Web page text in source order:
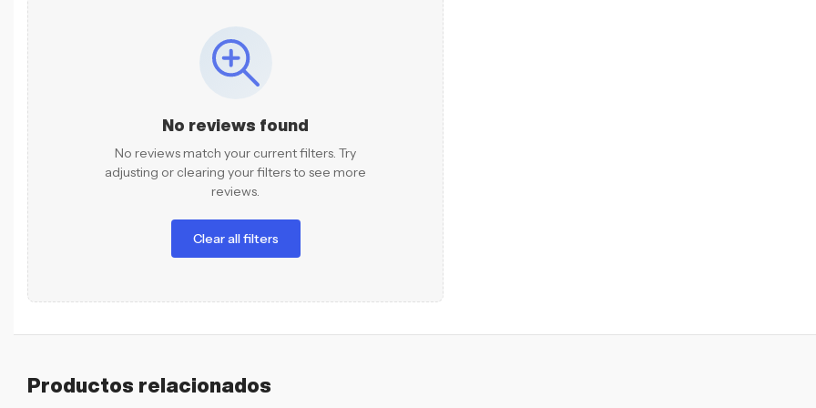
No reviews found
No reviews match your current filters. Try
adjusting or clearing your filters to see more
reviews.
Clear all filters
Productos relacionados